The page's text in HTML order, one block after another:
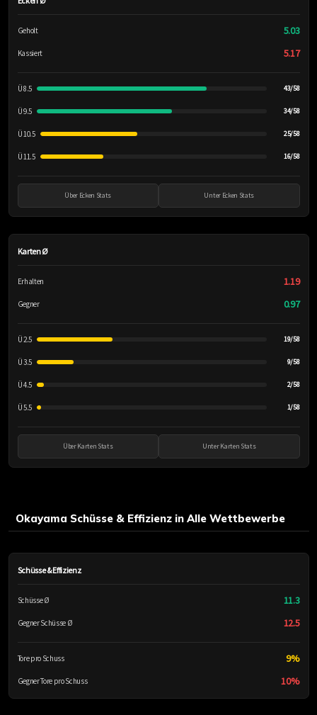
Geholt 5.03
Kassiert 5.17
Ü 8.5 43/58
Ü 9.5 34/58
Ü 10.5 25/58
Ü 11.5 16/58
Über Ecken Stats Unter Ecken Stats
Karten Ø
Erhalten 1.19
Gegner 0.97
Ü 2.5 19/58
Ü 3.5 9/58
Ü 4.5 2/58
Ü 5.5 1/58
Über Karten Stats Unter Karten Stats
Okayama Schüsse & Effizienz in Alle Wettbewerbe
Schüsse & Effizienz
Schüsse Ø 11.3
Gegner Schüsse Ø 12.5
Tore pro Schuss 9%
Gegner Tore pro Schuss 10%